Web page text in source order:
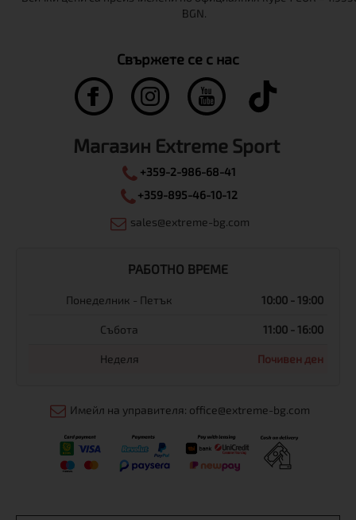
Свържете се с нас
Магазин Extreme Sport
+359-2-986-68-41
+359-895-46-10-12
sales@extreme-bg.com
РАБОТНО ВРЕМЕ
Понеделник - Петък 10:00 - 19:00
Събота 11:00 - 16:00
Неделя Почивен ден
Имейл на управителя: office@extreme-bg.com